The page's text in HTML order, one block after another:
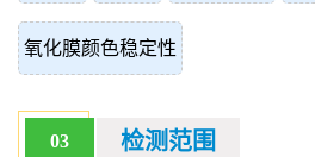
氧化膜颜色稳定性
03 检测范围